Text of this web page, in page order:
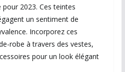
2023. Ces teintes
un sentiment de
Incorporez ces
robe à travers des vestes,
pour un look élégant